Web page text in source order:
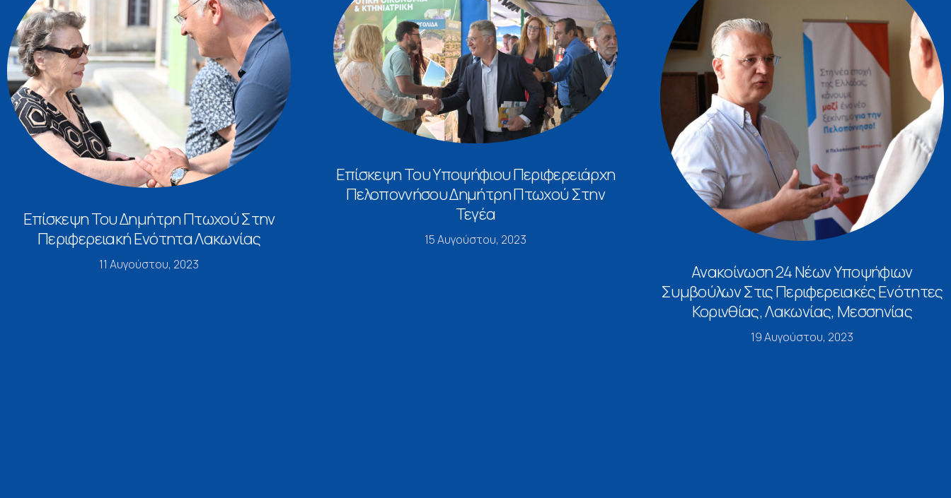
Επίσκεψη Του Δημήτρη Πτωχού Στην
Περιφερειακή Ενότητα Λακωνίας
11 Αυγούστου, 2023
Επίσκεψη Του Υποψήφιου Περιφερειάρχη
Πελοποννήσου Δημήτρη Πτωχού Στην
Τεγέα
15 Αυγούστου, 2023
Ανακοίνωση 24 Νέων Υποψήφιων
Συμβούλων Στις Περιφερειακές Ενότητες
Κορινθίας, Λακωνίας, Μεσσηνίας
19 Αυγούστου, 2023